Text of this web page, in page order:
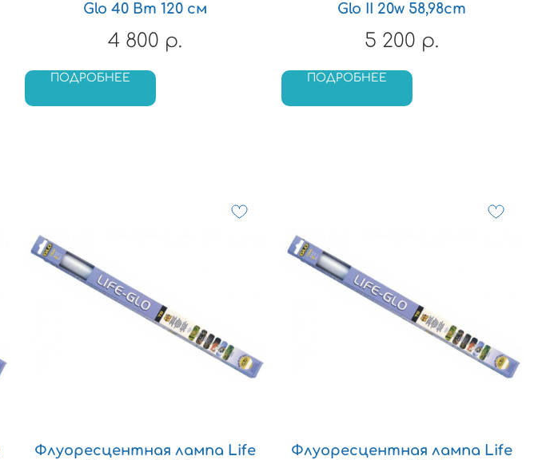
Glo 40 Вт 120 см
4 800 р.
ПОДРОБНЕЕ
Glo II 20w 58,98cm
5 200 р.
ПОДРОБНЕЕ
Флуоресцентная лампа Life
Флуоресцентная лампа Life